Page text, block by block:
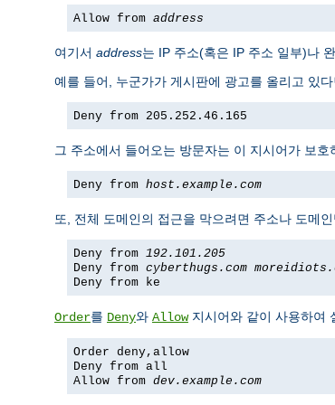
Allow from address
여기서 address는 IP 주소(혹은 IP 주소 일부)나
예를 들어, 누군가가 게시판에 광고를 올리고 있
Deny from 205.252.46.165
그 주소에서 들어오는 방문자는 이 지시어가 보
Deny from host.example.com
또, 전체 도메인의 접근을 막으려면 주소나 도메
Deny from 192.101.205
Deny from cyberthugs.com
Deny from ke
Order를 Deny와 Allow지시어와 같이 사용하여
Order deny,allow
Deny from all
Allow from dev.example.com